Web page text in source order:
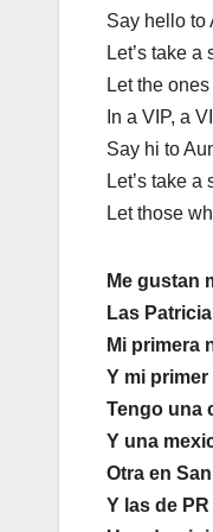
Say hello to
Let’s take a
Let the
In a VIP, a
Say hi to
Let’s take a
Let those
Me gustan
Las
Mi primera
Y mi
Tengo una
Y una
Otra en
Y las de PR